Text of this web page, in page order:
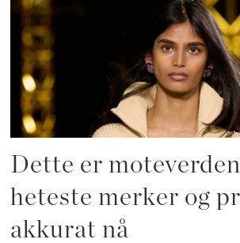
Dette er
heteste merker og
akkurat nå